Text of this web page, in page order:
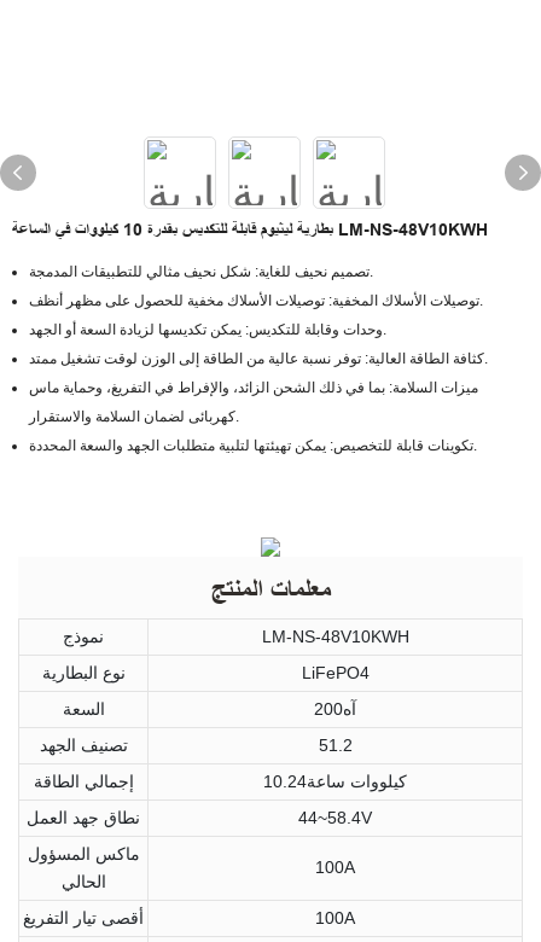
بطارية ليثيوم قابلة للتكديس بقدرة 10 كيلووات في الساعة LM-NS-48V10KWH
تصميم نحيف للغاية: شكل نحيف مثالي للتطبيقات المدمجة.
توصيلات الأسلاك المخفية: توصيلات الأسلاك مخفية للحصول على مظهر أنظف.
وحدات وقابلة للتكديس: يمكن تكديسها لزيادة السعة أو الجهد.
كثافة الطاقة العالية: توفر نسبة عالية من الطاقة إلى الوزن لوقت تشغيل ممتد.
ميزات السلامة: بما في ذلك الشحن الزائد، والإفراط في التفريغ، وحماية ماس
كهربائى لضمان السلامة والاستقرار.
تكوينات قابلة للتخصيص: يمكن تهيئتها لتلبية متطلبات الجهد والسعة المحددة.
معلمات المنتج
نموذج
LM-NS-48V10KWH
نوع البطارية
LiFePO4
السعة
آه200
تصنيف الجهد
51.2
إجمالي الطاقة
كيلووات ساعة10.24
نطاق جهد العمل
44~58.4V
ماكس المسؤول
الحالي
100A
أقصى تيار التفريغ
100A